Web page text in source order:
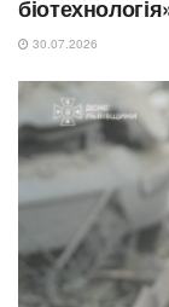
30.07.2026